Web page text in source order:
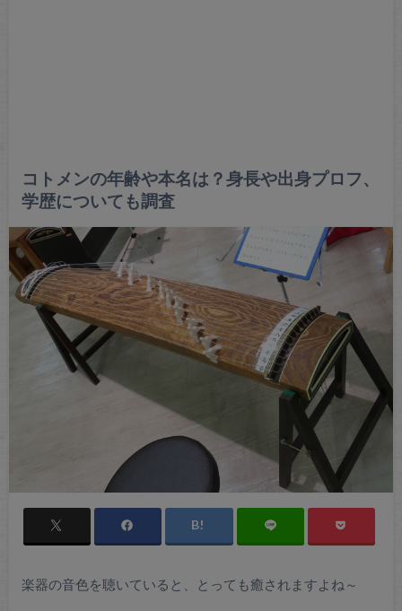
コトメンの年齢や本名は？身長や出身プロフ、
学歴についても調査
楽器の音色を聴いていると、とっても癒されますよね～